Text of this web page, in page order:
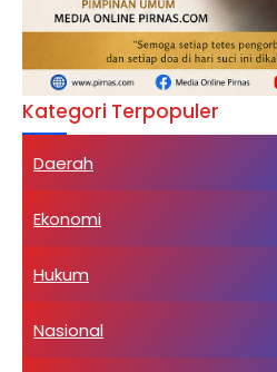
Kategori Terpopuler
Daerah
Ekonomi
Hukum
Nasional